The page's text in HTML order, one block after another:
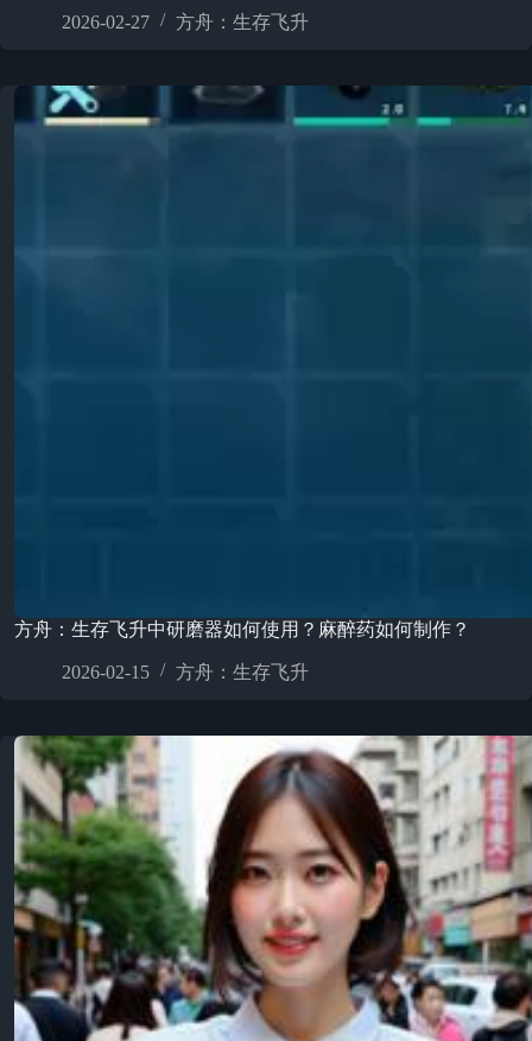
2026-02-27 方舟：生存飞升
方舟：生存飞升中研磨器如何使用？麻醉药如何制作？
2026-02-15 方舟：生存飞升